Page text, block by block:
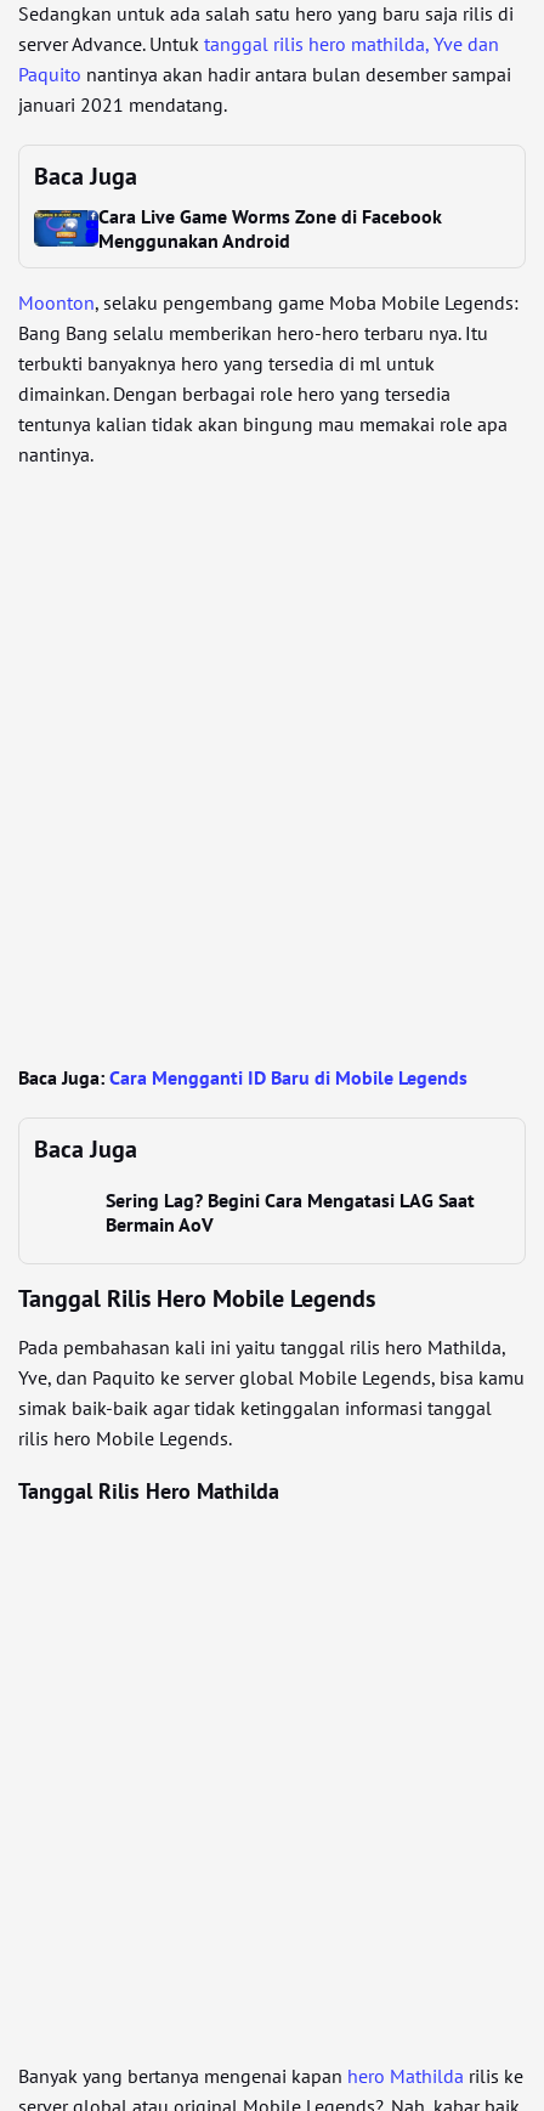
Sedangkan untuk ada salah satu hero yang baru saja rilis di
server Advance. Untuk tanggal rilis hero mathilda, Yve dan
Paquito nantinya akan hadir antara bulan desember sampai
januari 2021 mendatang.
Baca Juga
Cara Live Game Worms Zone di Facebook
Menggunakan Android
Moonton, selaku pengembang game Moba Mobile Legends:
Bang Bang selalu memberikan hero-hero terbaru nya. Itu
terbukti banyaknya hero yang tersedia di ml untuk
dimainkan. Dengan berbagai role hero yang tersedia
tentunya kalian tidak akan bingung mau memakai role apa
nantinya.
Baca Juga: Cara Mengganti ID Baru di Mobile Legends
Baca Juga
Sering Lag? Begini Cara Mengatasi LAG Saat
Bermain AoV
Tanggal Rilis Hero Mobile Legends
Pada pembahasan kali ini yaitu tanggal rilis hero Mathilda,
Yve, dan Paquito ke server global Mobile Legends, bisa kamu
simak baik-baik agar tidak ketinggalan informasi tanggal
rilis hero Mobile Legends.
Tanggal Rilis Hero Mathilda
Banyak yang bertanya mengenai kapan hero Mathilda rilis ke
server global atau original Mobile Legends?. Nah, kabar baik